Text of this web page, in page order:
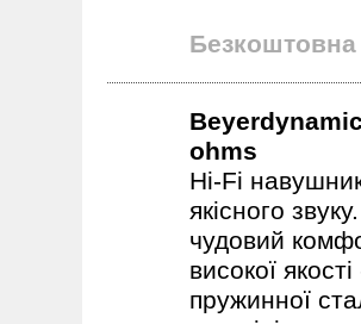
Безкоштовна
ohms
Hi-Fi
якісного
чудовий
високої
пружинної